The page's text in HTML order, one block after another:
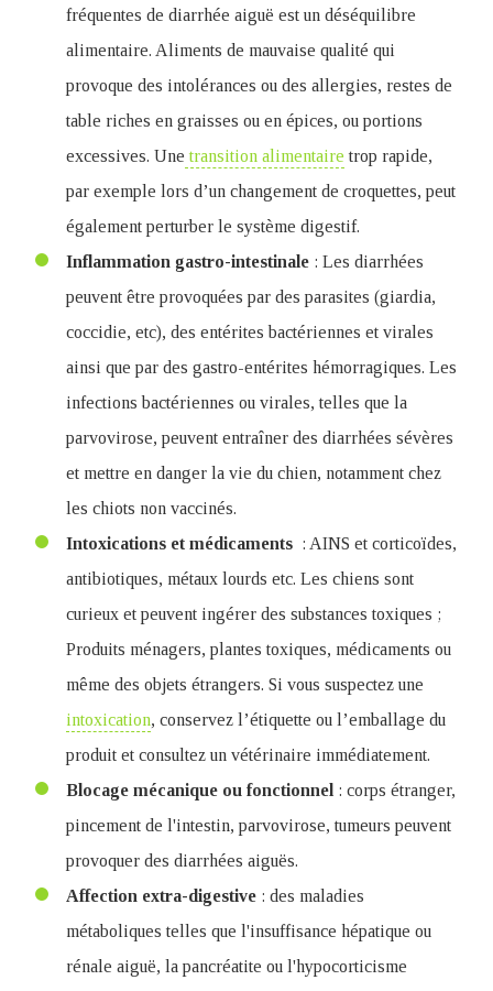
fréquentes de diarrhée aiguë est un déséquilibre
alimentaire. Aliments de mauvaise qualité qui
provoque des intolérances ou des allergies, restes de
table riches en graisses ou en épices, ou portions
excessives. Une transition alimentaire trop rapide,
par exemple lors d’un changement de croquettes, peut
également perturber le système digestif.
Inflammation gastro-intestinale : Les diarrhées
peuvent être provoquées par des parasites (giardia,
coccidie, etc), des entérites bactériennes et virales
ainsi que par des gastro-entérites hémorragiques. Les
infections bactériennes ou virales, telles que la
parvovirose, peuvent entraîner des diarrhées sévères
et mettre en danger la vie du chien, notamment chez
les chiots non vaccinés.
Intoxications et médicaments : AINS et corticoïdes,
antibiotiques, métaux lourds etc. Les chiens sont
curieux et peuvent ingérer des substances toxiques ;
Produits ménagers, plantes toxiques, médicaments ou
même des objets étrangers. Si vous suspectez une
intoxication, conservez l’étiquette ou l’emballage du
produit et consultez un vétérinaire immédiatement.
Blocage mécanique ou fonctionnel : corps étranger,
pincement de l'intestin, parvovirose, tumeurs peuvent
provoquer des diarrhées aiguës.
Affection extra-digestive : des maladies
métaboliques telles que l'insuffisance hépatique ou
rénale aiguë, la pancréatite ou l'hypocorticisme